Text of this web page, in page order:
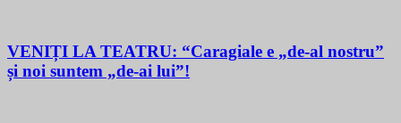
VENIȚI LA TEATRU: “Caragiale e „de-al nostru”
și noi suntem „de-ai lui”!